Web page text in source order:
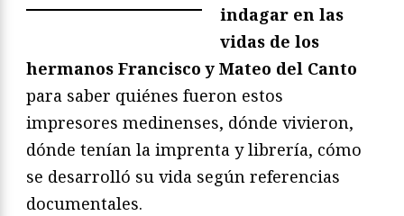
indagar en las
vidas de los
hermanos Francisco y Mateo del Canto
para saber quiénes fueron estos
impresores medinenses, dónde vivieron,
dónde tenían la imprenta y librería, cómo
se desarrolló su vida según referencias
documentales.